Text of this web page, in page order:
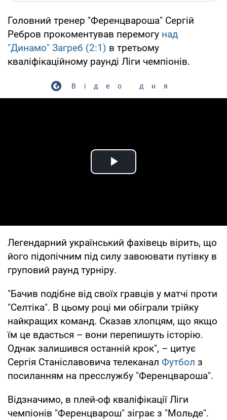
Головний тренер "Ференцвароша" Сергій
Ребров прокоментував перемогу над
"Динамо" Загреб (2:1) в третьому
кваліфікаційному раунді Ліги чемпіонів.
Відео дня
Play Video
Легендарний український фахівець вірить, що
його підопічним під силу завоювати путівку в
груповий раунд турніру.
"Бачив подібне від своїх гравців у матчі проти
"Селтіка". В цьому році ми обіграли трійку
найкращих команд. Сказав хлопцям, що якщо
їм це вдасться – вони перепишуть історію.
Однак залишився останній крок", – цитує
Сергія Станіславовича телеканал Футбол з
посиланням на пресслужбу "Ференцвароша".
Відзначимо, в плей-оф кваліфікації Ліги
чемпіонів "Ференцварош" зіграє з "Мольде".